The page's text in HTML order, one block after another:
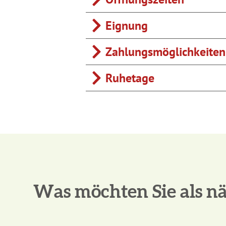
Eignung
Zahlungsmöglichkeiten
Ruhetage
Was möchten Sie als